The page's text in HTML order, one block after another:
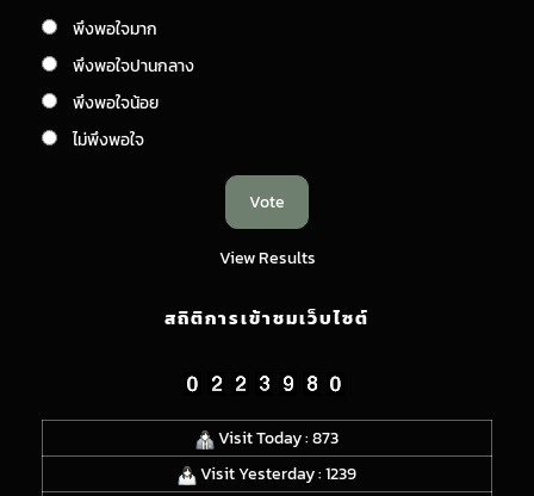
พึงพอใจมาก
พึงพอใจปานกลาง
พึงพอใจน้อย
ไม่พึงพอใจ
View Results
สถิติการเข้าชมเว็บไซต์
Visit Today : 873
Visit Yesterday : 1239